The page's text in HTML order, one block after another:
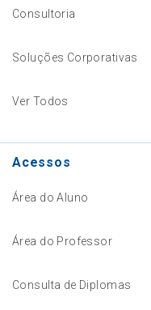
Consultoria
Soluções Corporativas
Ver Todos
Acessos
Área do Aluno
Área do Professor
Consulta de Diplomas